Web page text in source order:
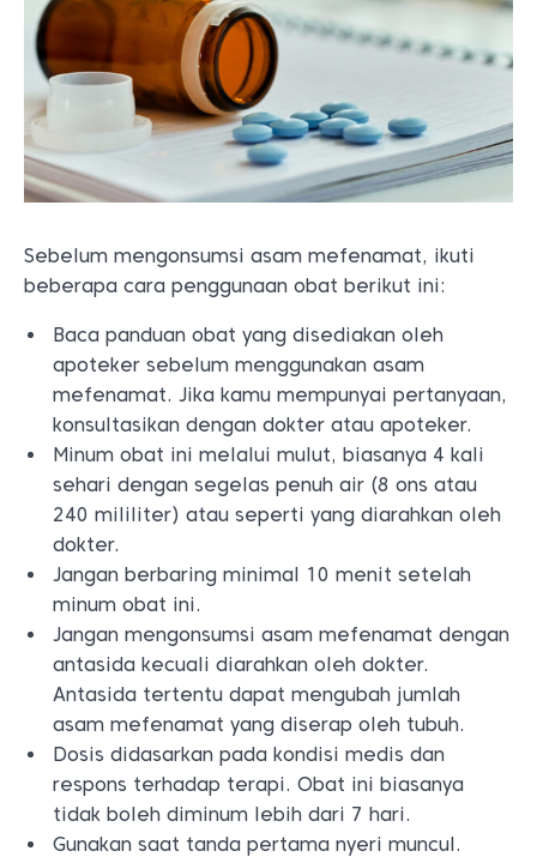
Sebelum mengonsumsi asam mefenamat, ikuti
beberapa cara penggunaan obat berikut ini:
Baca panduan obat yang disediakan oleh
apoteker sebelum menggunakan asam
mefenamat. Jika kamu mempunyai pertanyaan,
konsultasikan dengan dokter atau apoteker.
Minum obat ini melalui mulut, biasanya 4 kali
sehari dengan segelas penuh air (8 ons atau
240 mililiter) atau seperti yang diarahkan oleh
dokter.
Jangan berbaring minimal 10 menit setelah
minum obat ini.
Jangan mengonsumsi asam mefenamat dengan
antasida kecuali diarahkan oleh dokter.
Antasida tertentu dapat mengubah jumlah
asam mefenamat yang diserap oleh tubuh.
Dosis didasarkan pada kondisi medis dan
respons terhadap terapi. Obat ini biasanya
tidak boleh diminum lebih dari 7 hari.
Gunakan saat tanda pertama nyeri muncul.